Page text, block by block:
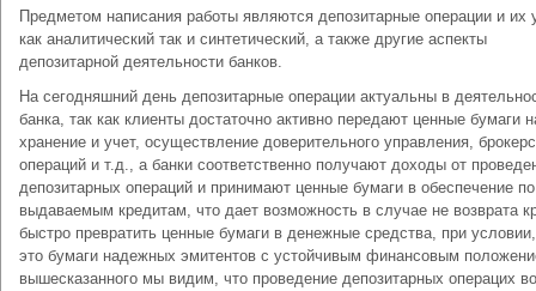
Предметом написания работы являются депозитарные операции и их
как аналитический так и синтетический, а также другие аспекты
депозитарной деятельности банков.
На сегодняшний день депозитарные операции актуальны в
банка, так как клиенты достаточно активно передают ценные бумаги
хранение и учет, осуществление доверительного управления,
операций и т.д., а банки соответственно получают доходы от
депозитарных операций и принимают ценные бумаги в обеспечение по
выдаваемым кредитам, что дает возможность в случае не возврата
быстро превратить ценные бумаги в денежные средства, при
это бумаги надежных эмитентов с устойчивым финансовым
вышесказанного мы видим, что проведение депозитарных операцих